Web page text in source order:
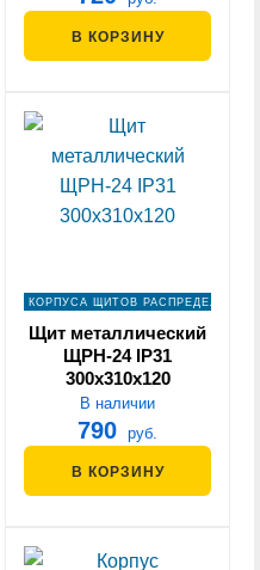
В КОРЗИНУ
КОРПУСА ЩИТОВ РАСПРЕДЕЛЕНИЯ
Щит металлический
ЩРН-24 IP31
300х310х120
В наличии
790 руб.
В КОРЗИНУ